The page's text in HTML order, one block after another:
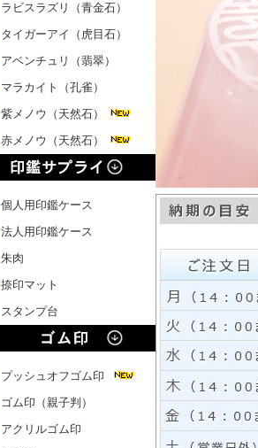
ラビスラズリ（青金石）
タイガーアイ（虎目石）
アベンチュリ（翡翠）
マラカイト（孔雀）
紫メノウ（天然石）
赤メノウ（天然石）
個人用印鑑ケース
法人用印鑑ケース
朱肉
捺印マット
スタンプ台
プッシュオフゴム印
ゴム印（親子判）
アクリルゴム印